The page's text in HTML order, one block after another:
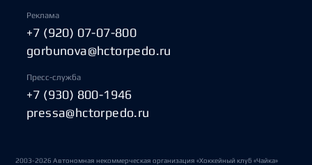
Реклама
+7 (920) 07-07-800
gorbunova@hctorpedo.ru
Пресс-служба
+7 (930) 800-1946
pressa@hctorpedo.ru
2003-2026 Автономная некоммерческая организация «Хоккейный клуб «Чайка»